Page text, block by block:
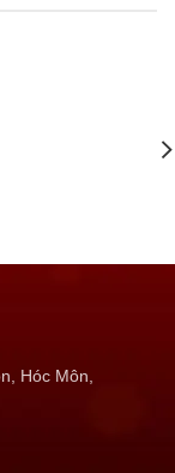
Hóc Môn,